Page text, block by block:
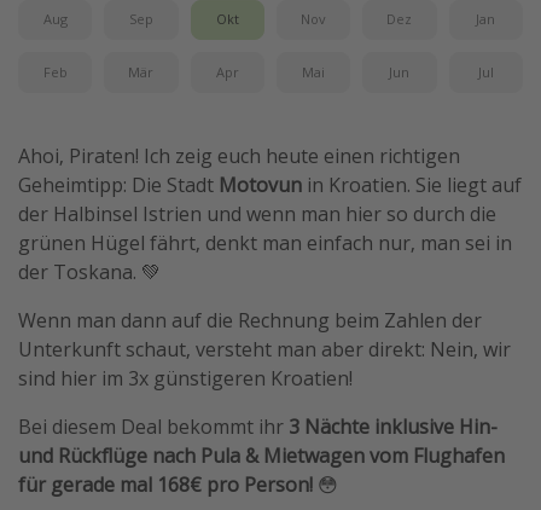
Rundreisen in Thailand
Bahnreisen in der Schweiz
Reisepassfreie Reiseziele
Travel Know How
Silvesterreisen
Last Minute Urlaub Mallorca
Last Minute Urlaub Deutschland
Aug Sep Okt Nov Dez Jan
Feb Mär Apr Mai Jun Jul
Ahoi, Piraten! Ich zeig euch heute einen richtigen
Geheimtipp: Die Stadt Motovun in Kroatien. Sie liegt auf
der Halbinsel Istrien und wenn man hier so durch die
grünen Hügel fährt, denkt man einfach nur, man sei in
der Toskana. 💚
Wenn man dann auf die Rechnung beim Zahlen der
Unterkunft schaut, versteht man aber direkt: Nein, wir
sind hier im 3x günstigeren Kroatien!
Bei diesem Deal bekommt ihr 3 Nächte inklusive Hin-
und Rückflüge nach Pula & Mietwagen vom Flughafen
für gerade mal 168€ pro Person! 😳